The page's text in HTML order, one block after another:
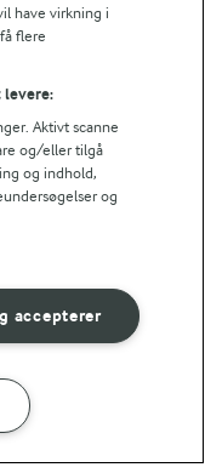
have virkning i
flere
levere:
Aktivt scanne
og/eller tilgå
og indhold,
og
accepterer